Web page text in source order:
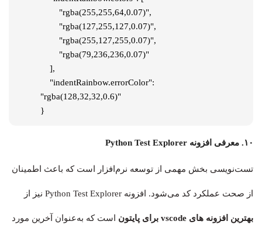
"rgba(128,32,32,0.6)"
}
۱۰. معرفی افزونه Python Test Explorer
تست‌نویسی بخش مهمی از توسعه نرم‌افزار است که باعث اطمینان
از صحت عملکرد کد می‌شود. افزونه Python Test Explorer نیز از
بهترین افزونه های vscode برای پایتون است که به‌عنوان آخرین مورد